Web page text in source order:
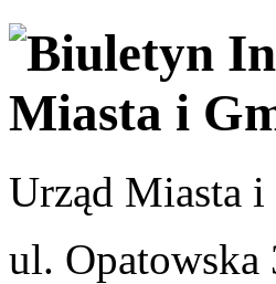
Urząd Miasta
ul. Opatowska